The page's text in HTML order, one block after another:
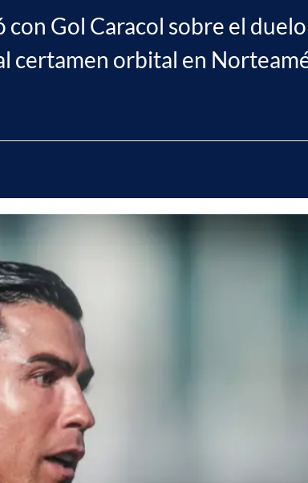
Gol Caracol sobre el
certamen orbital en